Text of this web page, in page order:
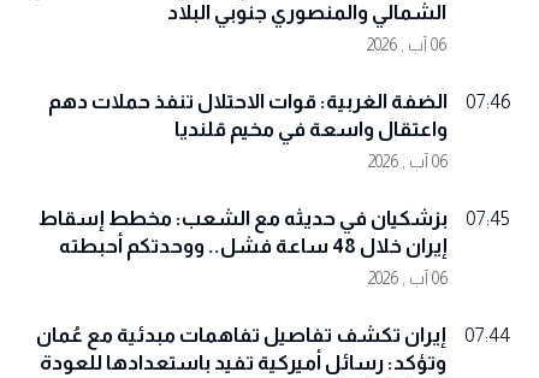
الشمالي والمنصوري جنوبي البلاد
06 آب , 2026
07:46
الضفة الغربية: قوات الاحتلال تنفذ حملات دهم
واعتقال واسعة في مخيم قلنديا
06 آب , 2026
07:45
بزشكيان في حديثه مع الشعب: مخطط إسقاط
إيران خلال 48 ساعة فشل.. ووحدتكم أحبطته
06 آب , 2026
07:44
إيران تكشف تفاصيل تفاهمات مبدئية مع عُمان
وتؤكد: رسائل أميركية تفيد باستعدادها للعودة